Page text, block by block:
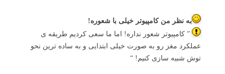
به نظر من کامپیوتر خیلی با شعوره!
” کامپیوتر شعور نداره! اما ما سعی کردیم طریقه ی
عملکرد مغز رو به صورت خیلی ابتدایی و به ساده ترین نحو
توش شبیه سازی کنیم! “